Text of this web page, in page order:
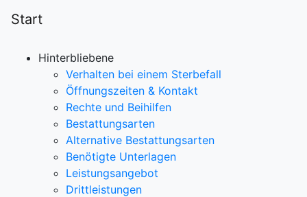
Start
Hinterbliebene
Verhalten bei einem Sterbefall
Öffnungszeiten & Kontakt
Rechte und Beihilfen
Bestattungsarten
Alternative Bestattungsarten
Benötigte Unterlagen
Leistungsangebot
Drittleistungen